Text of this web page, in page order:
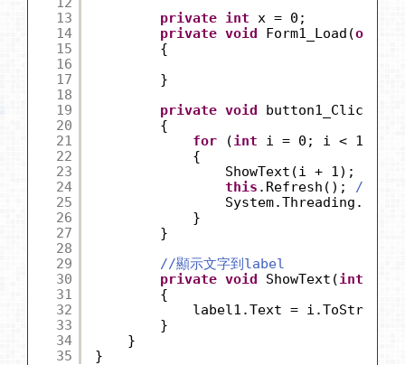
13
14
15
16
17
18
19
20
21
22
23
24
25
26
27
28
29
30
31
32
33
34
35
private int x = 0;
private void Form1_Load(object
{
}
private void button1_Click(
{
for
(int
i = 0; i < 100;
{
ShowText(i + 1);
this .Refresh(); //加入
}
}
//顯示文字到label
private void ShowText(int
{
label1.Text =
}
}
}